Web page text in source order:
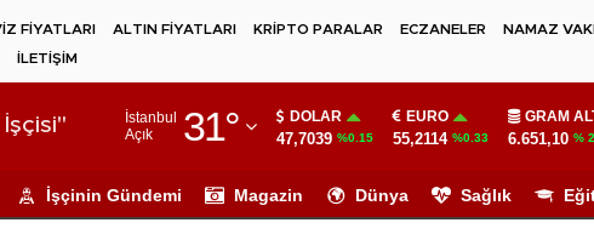
FİYATLARI ALTIN FİYATLARI KRİPTO PARALAR ECZANELER
NAMAZ
İLETİŞİM
İstanbul
Açık
31°
Adıyaman
Ağrı
DOLAR
47,7039 %0.15
EURO
55,2114 %0.33
GRAM
6.651,10 %
İşçinin Gündemi Magazin Dünya Sağlık